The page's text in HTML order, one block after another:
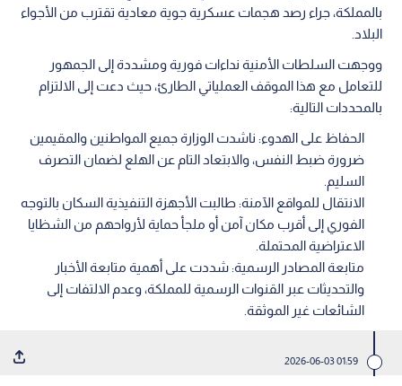
بالمملكة، جراء رصد هجمات عسكرية جوية معادية تقترب من الأجواء
البلاد.
ووجهت السلطات الأمنية نداءات فورية ومشددة إلى الجمهور
للتعامل مع هذا الموقف العملياتي الطارئ، حيث دعت إلى الالتزام
بالمحددات التالية:
الحفاظ على الهدوء: ناشدت الوزارة جميع المواطنين والمقيمين
ضرورة ضبط النفس، والابتعاد التام عن الهلع لضمان التصرف
السليم.
الانتقال للمواقع الآمنة: طالبت الأجهزة التنفيذية السكان بالتوجه
الفوري إلى أقرب مكان آمن أو ملجأ حماية لأرواحهم من الشظايا
الاعتراضية المحتملة.
متابعة المصادر الرسمية: شددت على أهمية متابعة الأخبار
والتحديثات عبر القنوات الرسمية للمملكة، وعدم الالتفات إلى
الشائعات غير الموثقة.
01:59 2026-06-03